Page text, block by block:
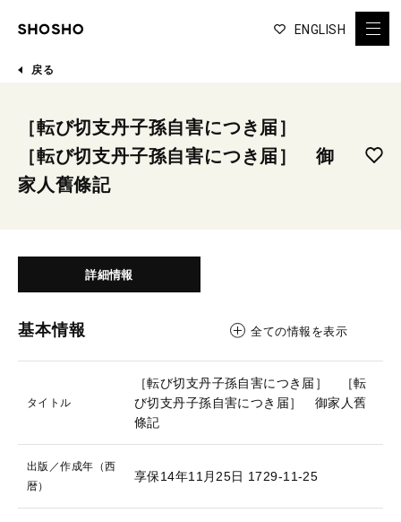
ENGLISH
戻る
［転び切支丹子孫自害につき届］
［転び切支丹子孫自害につき届］ 御
家人舊條記
詳細情報
基本情報 全ての情報を表示
タイトル
［転び切支丹子孫自害につき届］ ［転
び切支丹子孫自害につき届］ 御家人舊
條記
出版／作成年（西
暦）
享保14年11月25日 1729-11-25